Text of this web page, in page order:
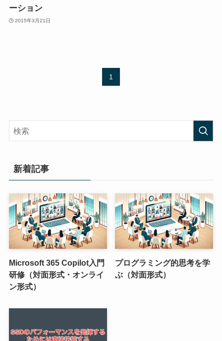
ーション
2015年3月21日
1
新着記事
Microsoft 365 Copilot入門
研修（対面形式・オンライ
ン形式）
プログラミング的思考を学
ぶ（対面形式）